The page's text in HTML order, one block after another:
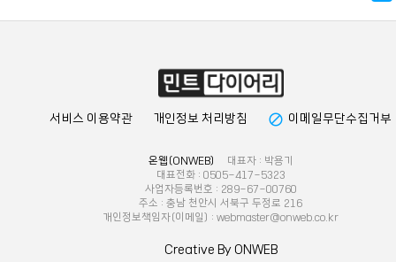
서비스 이용약관 개인정보 처리방침 block 이메일무단수집거부
온웹(ONWEB)
대표자 : 박용기
대표전화 : 0505-417-5323
사업자등록번호 : 289-67-00760
주소 : 충남 천안시 서북구 두정로 216
개인정보책임자(이메일) : webmaster@onweb.co.kr
Creative By ONWEB